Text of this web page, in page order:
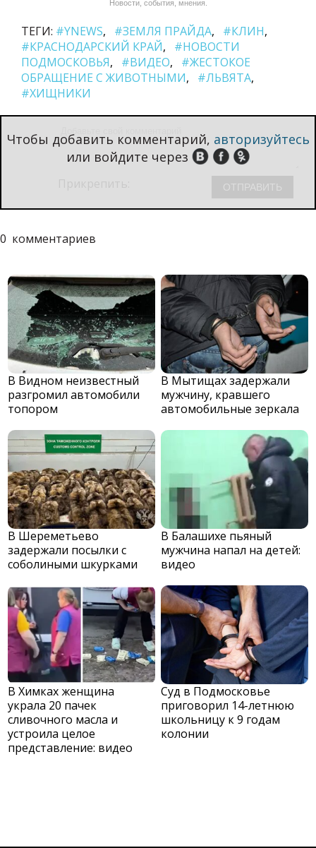
Новости, события, мнения.
ТЕГИ: #YNEWS #ЗЕМЛЯ ПРАЙДА
#КЛИН
#КРАСНОДАРСКИЙ КРАЙ
#НОВОСТИ
ПОДМОСКОВЬЯ
#ВИДЕО
#ЖЕСТОКОЕ
ОБРАЩЕНИЕ С ЖИВОТНЫМИ
#ЛЬВЯТА
#ХИЩНИКИ
Чтобы добавить комментарий, авторизуйтесь
или войдите через
0 комментариев
В Видном неизвестный
разгромил автомобили
топором
В Мытищах задержали
мужчину, кравшего
автомобильные зеркала
В Шереметьево
задержали посылки с
соболиными шкурками
В Балашихе пьяный
мужчина напал на детей:
видео
В Химках женщина
украла 20 пачек
сливочного масла и
устроила целое
представление: видео
Суд в Подмосковье
приговорил 14-летнюю
школьницу к 9 годам
колонии